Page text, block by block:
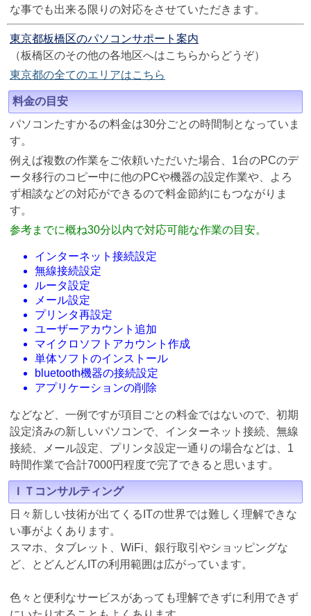
な事でも出来る限りの対応をさせていただきます。
東京都板橋区のパソコンサポート案内
（板橋区のその他の各地区へはこちらからどうぞ）
東京都の全てのエリアはこちら
料金の目安
パソコンたすかるの料金は30分ごとの時間制となっていま
す。
例えば複数の作業をご依頼いただいた場合、1台のPCのデ
ータ移行のコピー中に他のPCや機器の設定作業や、よろ
ず相談などの対応ができるので料金節約にもつながりま
す。
参考までに概ね30分以内で対応可能な作業の目安。
インターネット接続設定
無線接続設定
ルータ設定
メール設定
プリンタ再設定
ユーザーアカウント追加
マイクロソフトアカウント作成
単体ソフトのインストール
bluetooth機器の接続設定
アプリケーションの削除
などなど、一例ですが項目ごとの料金ではないので、初期
設定済みの新しいパソコンで、インターネット接続、無線
接続、メール設定、プリンタ設定一通りの場合などは、1
時間作業で合計7000円程度で完了できると思います。
ＩＴコンサルティング
日々新しい技術が出てくるITの世界では難しく理解できな
い事がよくあります。
スマホ、タブレット、WiFi、銀行取引やショッピングな
ど、とどんどんITの利用範囲は広がっています。
色々と便利なサービスがあっても理解できずに利用できず